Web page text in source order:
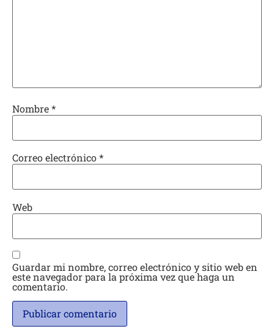
Nombre*
Correo electrónico*
Web
Guardar mi nombre, correo electrónico y sitio web en
este navegador para la próxima vez que haga un
comentario.